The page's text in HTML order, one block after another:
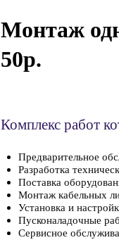
Монтаж
50р.
Комплекс работ
Предварительное
Разработка
Поставка
Монтаж кабельных
Установка и
Пусконаладочные
Сервисное